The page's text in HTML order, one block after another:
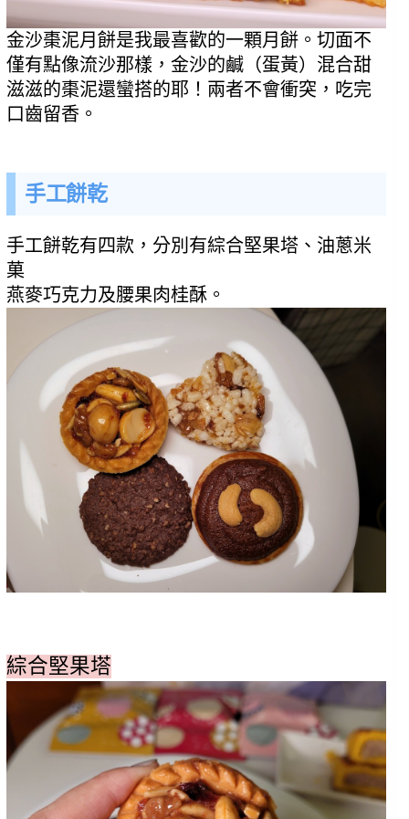
金沙棗泥月餅是我最喜歡的一顆月餅。切面不
僅有點像流沙那樣，金沙的鹹（蛋黃）混合甜
滋滋的棗泥還蠻搭的耶！兩者不會衝突，吃完
口齒留香。
手工餅乾
手工餅乾有四款，分別有綜合堅果塔、油蔥米
菓
燕麥巧克力及腰果肉桂酥。
綜合堅果塔